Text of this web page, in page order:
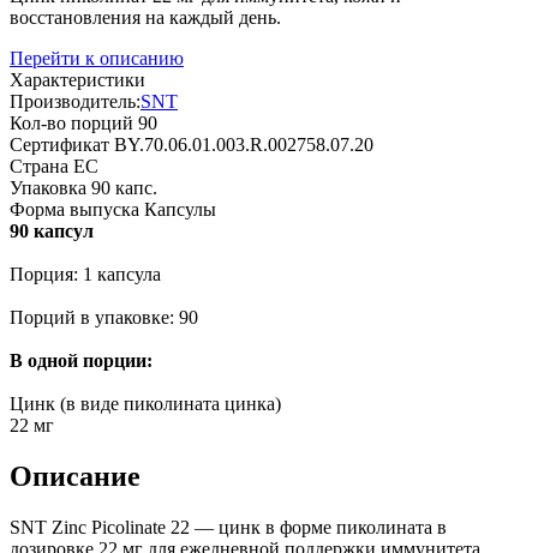
восстановления на каждый день.
Перейти к описанию
Характеристики
Производитель:SNT
Кол-во порций 90
Сертификат BY.70.06.01.003.R.002758.07.20
Страна ЕС
Упаковка 90 капс.
Форма выпуска Капсулы
90 капсул
Порция: 1 капсула
Порций в упаковке: 90
В одной порции:
Цинк (в виде пиколината цинка)
22 мг
Описание
SNT Zinc Picolinate 22 — цинк в форме пиколината в
дозировке 22 мг для ежедневной поддержки иммунитета,